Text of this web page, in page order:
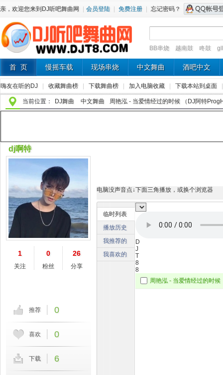
亲，欢迎您来到DJ听吧舞曲网 会员登陆 免费注册 忘记密码？
BB串烧 越南鼓 咚鼓
首 页 慢摇车载 现场串烧 中文舞曲 酒吧中文
嗨友在听的DJ 收藏舞曲榜 下载舞曲榜 加入电脑收藏 下载本站到桌面
当前位置： DJ舞曲 中文舞曲 周艳泓 - 当爱情经过的时候 （DJ阿特
电脑没声音点↓下面三角播放，或换个浏览器
临时列表
播放历史
我推荐的
我喜欢的
D
J
T
8
8
dj啊特
1
关注
0
粉丝
26
分享
推荐 0
喜欢 0
下载 6